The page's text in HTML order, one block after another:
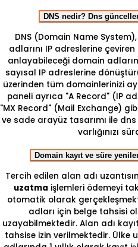
DNS nedir? Dns
DNS (Domain Name
adlarını IP adreslerine
anlayabileceği domain
sayısal IP adreslerine
üzerinden tüm domainlerinizi
paneli ayrıca "A Record" (IP
"MX Record" (Mail Exchange)
ve sade arayüz tasarımı ile
varlığınızı
Domain kayıt ve süre
Tercih edilen alan adı
uzatma işlemleri ödemeyi
otomatik olarak
adları için belge tahsisi
uzayabilmektedir. Alan adı
tahsise izin verilmektedir. Ülke